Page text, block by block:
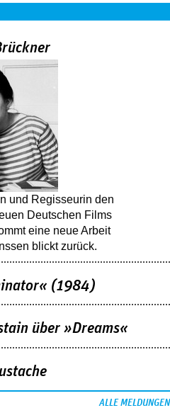
und Regisseurin den
Deutschen Films
eine neue Arbeit
blickt zurück.
(1984)
über »Dreams«
ALLE MELDUNGEN